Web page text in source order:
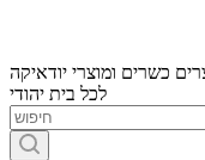
כשרים ומוצרי יודאיקה
לכל בית יהודי